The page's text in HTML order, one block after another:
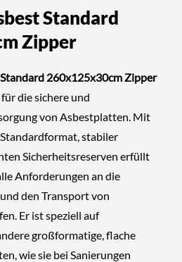
Standard
Zipper
260x125x30cm Zipper
die sichere und
von Asbestplatten. Mit
stabiler
Sicherheitsreserven erfüllt
Anforderungen an die
den Transport von
Er ist speziell auf
großformatige, flache
wie sie bei Sanierungen